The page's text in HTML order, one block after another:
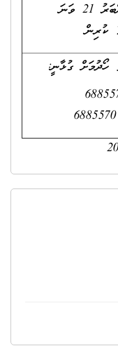
- 2014 ސެޕްޓެންބަރު 21 ވަނަ
ހޯދުމަށް ގުޅާނީ: